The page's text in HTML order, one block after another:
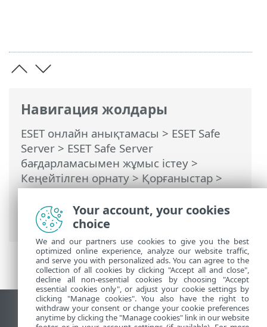
Навигация жолдары
ESET онлайн анықтамасы > ESET Safe
Server > ESET Safe Server
бағдарламасымен жұмыс істеу >
Кеңейтілген орнату>Қорғаныстар>
Нақты уақыттағы файл жүйесін қорғау
Процестерді қоспаулар> Процестер
ерекшеліктерін қосу немесе өңдеу
Жұмыс үстеліндегі сайтты қарау
Your account, your cookies
choice
We and our partners use cookies to give you the best
optimized online experience, analyze our website traffic,
and serve you with personalized ads. You can agree to the
collection of all cookies by clicking "Accept all and close",
decline all non-essential cookies by choosing "Accept
essential cookies only", or adjust your cookie settings by
clicking "Manage cookies". You also have the right to
withdraw your consent or change your cookie preferences
anytime by clicking the "Manage cookies" link in our website